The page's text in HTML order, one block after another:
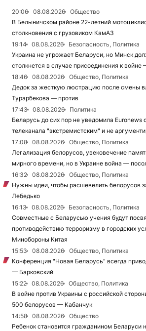
20:06 08.08.2026
Общество
В Белыничском районе 22-летний
столкновения с грузовиком КамАЗ
19:14
08.08.2026
Безопасность, Политика
Украина не угрожает Беларуси, но Минск
столкнется в случае присоединения к
18:46
08.08.2026
Общество, Политика
Дедок за жесткую люстрацию после смены
Турарбекова — против
17:43
08.08.2026
Политика
Беларусь до сих пор не уведомила Euronews
телеканала "экстремистским" и не
17:08
08.08.2026
Общество, Политика
Легализация белорусов, увековечение
мирного времени, но в Украине война —
16:32
08.08.2026
Общество, Политика
Нужны идеи, чтобы расшевелить белорусов
Лебедько
16:13
08.08.2026
Безопасность, Политика
Совместные с Беларусью учения будут
противодействию терроризму в городских
Минобороны Китая
15:53
08.08.2026
Общество, Политика
Конференция "Новая Беларусь" всегда
— Барковский
15:22
08.08.2026
Общество, Политика
В войне против Украины с российской
500 белорусов — Кабанчук
14:58
08.08.2026
Общество
Ребенок становится гражданином Беларуси